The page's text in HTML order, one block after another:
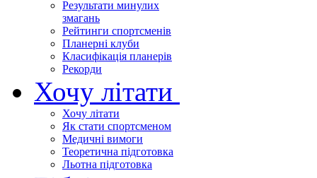
Результати минулих
змагань
Рейтинги спортсменів
Планерні клуби
Класифікація планерів
Рекорди
Хочу літати
Хочу літати
Як стати спортсменом
Медичні вимоги
Теоретична підготовка
Льотна підготовка